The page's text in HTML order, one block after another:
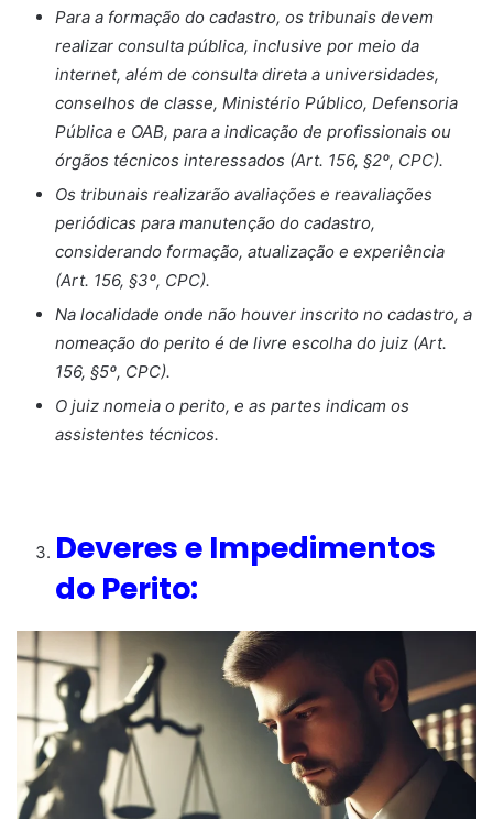
Para a formação do cadastro, os tribunais devem
realizar consulta pública, inclusive por meio da
internet, além de consulta direta a universidades,
conselhos de classe, Ministério Público, Defensoria
Pública e OAB, para a indicação de profissionais ou
órgãos técnicos interessados (Art. 156, §2º, CPC).
Os tribunais realizarão avaliações e reavaliações
periódicas para manutenção do cadastro,
considerando formação, atualização e experiência
(Art. 156, §3º, CPC).
Na localidade onde não houver inscrito no cadastro, a
nomeação do perito é de livre escolha do juiz (Art.
156, §5º, CPC).
O juiz nomeia o perito, e as partes indicam os
assistentes técnicos.
Deveres e Impedimentos
do Perito: